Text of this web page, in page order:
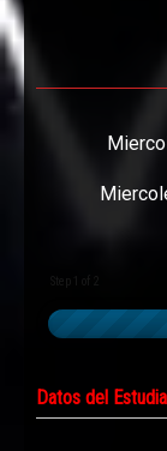
Datos del